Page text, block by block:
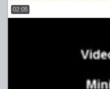
02:05